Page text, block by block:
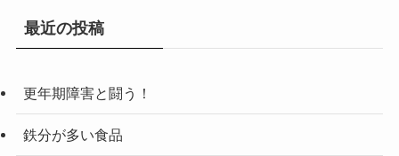
最近の投稿
更年期障害と闘う！
鉄分が多い食品